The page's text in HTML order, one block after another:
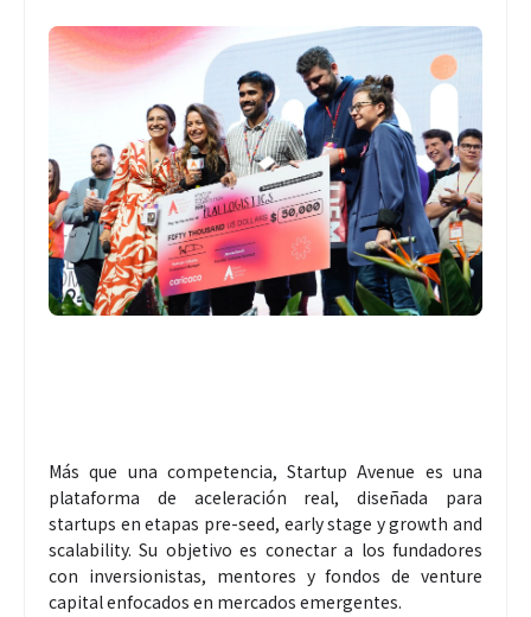
Más que una competencia, Startup Avenue es una
plataforma de aceleración real, diseñada para
startups en etapas pre-seed, early stage y growth and
scalability. Su objetivo es conectar a los fundadores
con inversionistas, mentores y fondos de venture
capital enfocados en mercados emergentes.